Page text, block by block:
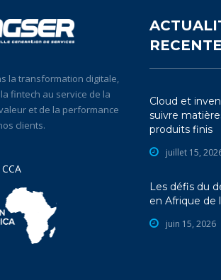
la transformation digitale,
fintech au service de la
et de la performance
clients.
Cloud et
suivre
produits finis
juillet 15,
Les défis du
en Afrique de
juin 15, 2026